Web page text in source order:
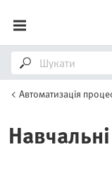
Автоматизація